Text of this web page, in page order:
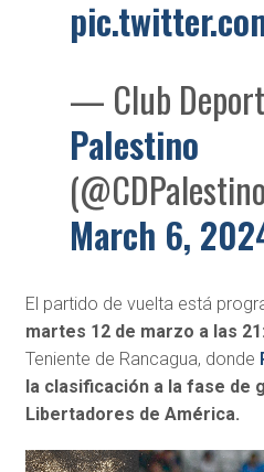
— Club
Palestino
March 6,
El partido de vuelta está
martes 12 de marzo a las
Teniente de Rancagua, donde
la clasificación a la fase de
Libertadores de América.